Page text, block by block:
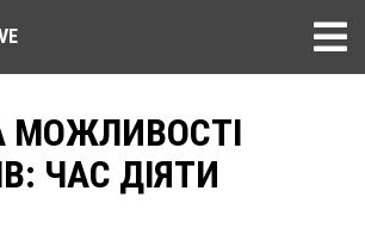
МОЖЛИВОСТІ
ЧАС ДІЯТИ